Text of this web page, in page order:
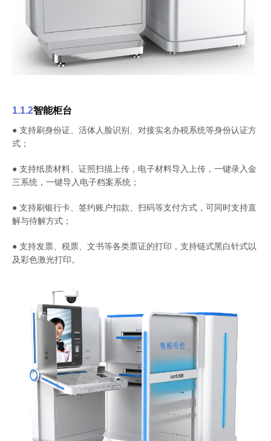
1.1.2智能柜台
● 支持刷身份证、活体人脸识别、对接实名办税系统等身份认证方
式；
● 支持纸质材料、证照扫描上传，电子材料导入上传，一键录入金
三系统，一键导入电子档案系统；
● 支持刷银行卡、签约账户扣款、扫码等支付方式，可同时支持直
解与待解方式；
● 支持发票、税票、文书等各类票证的打印，支持链式黑白针式以
及彩色激光打印。